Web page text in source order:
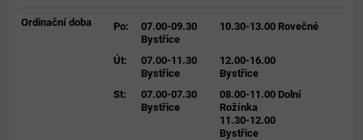
Ordinační doba Po:
07.00-09.30
Bystřice
10.30-13.00 Rovečné
Út:
07.00-11.30
Bystřice
12.00-16.00
Bystřice
St:
07.00-07.30
Bystřice
08.00-11.00 Dolní
Rožínka
11.30-12.00
Bystřice